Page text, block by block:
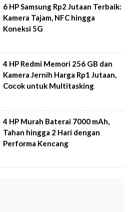
6 HP Samsung Rp2 Jutaan Terbaik:
Kamera Tajam, NFC hingga
Koneksi 5G
4 HP Redmi Memori 256 GB dan
Kamera Jernih Harga Rp1 Jutaan,
Cocok untuk Multitasking
4 HP Murah Baterai 7000 mAh,
Tahan hingga 2 Hari dengan
Performa Kencang